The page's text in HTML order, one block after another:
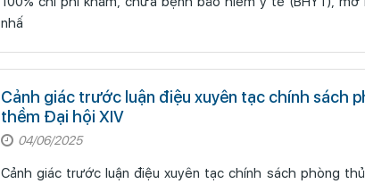
nhấ
Cảnh giác trước luận điệu xuyên tạc chính sách
thềm Đại hội XIV
04/06/2025
Cảnh giác trước luận điệu xuyên tạc chính sách phòng